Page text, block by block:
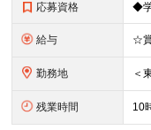
応募資格
給与
勤務地
残業時間 10